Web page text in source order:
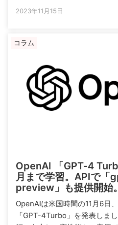
2023年11月15日
コラム
OpenAI 「GPT-4
月まで学習。APIで
preview」も提供開始。
OpenAIは米国時間の11月6日
「GPT-4Turbo」を発表しま